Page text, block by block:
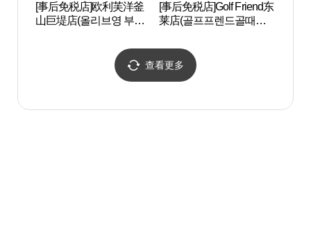
[事后免税店]欧利芙洋釜
山巨堤店(올리브영 부산
[事后免税店]Golf Friend东
莱店(골프프렌드골때려
查看更多